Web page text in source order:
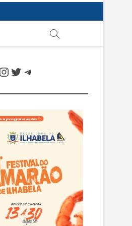
Instagram
Twitter
Telegram